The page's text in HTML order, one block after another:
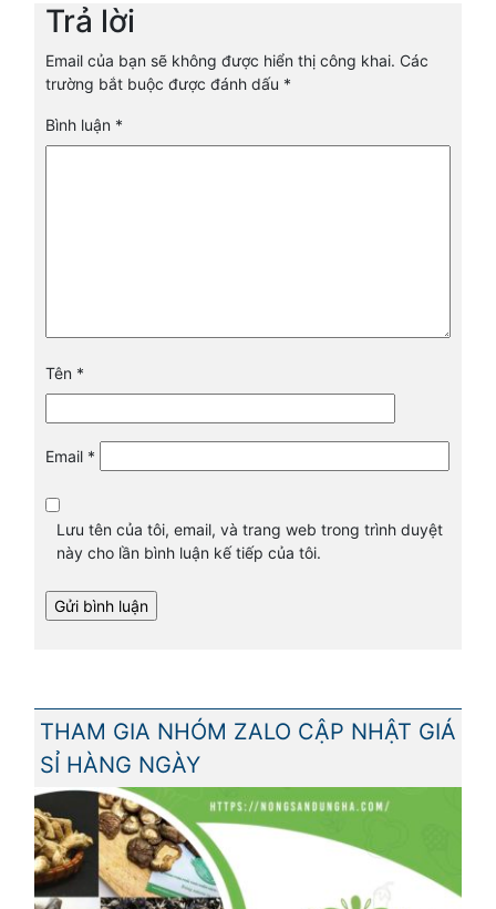
Trả lời
Email của bạn sẽ không được hiển thị công khai. Các
trường bắt buộc được đánh dấu *
Bình luận *
Tên *
Email *
Lưu tên của tôi, email, và trang web trong trình duyệt
này cho lần bình luận kế tiếp của tôi.
THAM GIA NHÓM ZALO CẬP NHẬT GIÁ
SỈ HÀNG NGÀY